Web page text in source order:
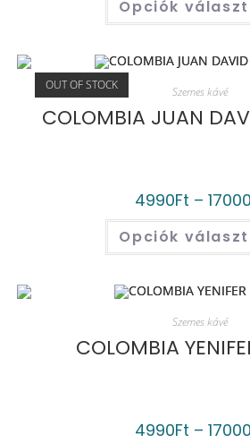
Opciók
OUT OF STOCK Szemes kávé
COLOMBIA JUAN
4990Ft – 17000
Opciók
Szemes kávé
COLOMBIA
4990Ft – 17000